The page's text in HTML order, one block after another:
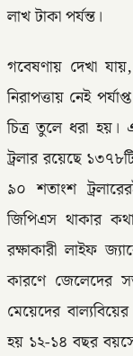
লাখ টাকা পর্যন্ত।
গবেষণায় দেখা
নিরাপত্তায় নেই
চিত্র তুলে ধরা হয়।
ট্রলার রয়েছে
৯০ শতাংশ
জিপিএস থাকার
রক্ষাকারী লাইফ
কারণে জেলেদের
মেয়েদের
হয় ১২-১৪ বছর